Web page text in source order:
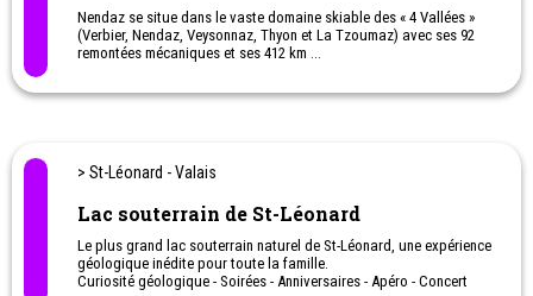
Nendaz se situe dans le vaste domaine skiable des « 4 Vallées »
(Verbier, Nendaz, Veysonnaz, Thyon et La Tzoumaz) avec ses 92
remontées mécaniques et ses 412 km ...
Hiver: Ski, Snowboard, Ski Freeride, Ski de randonnée (en journée
flambeaux etc.
Été: Randonnée à travers 8 bisses, Trail (course) avec 14
Via Cordata (encordés), Basketball, Football, Beach-Volley,
Escalade, Parapente, Pétanque, Ping-Pong, Parc Accrobranches,
Piscine, Wellness & Spa… Mais aussi des balades à poney, des
> St-Léonard - Valais
Lac souterrain de St-Léonard
Le plus grand lac souterrain naturel de St-Léonard, une expérience
géologique inédite pour toute la famille.
Curiosité géologique - Soirées - Anniversaires - Apéro - Concert